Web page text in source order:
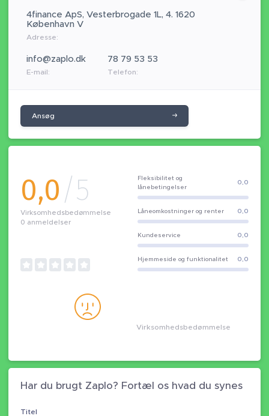
4finance ApS, Vesterbrogade 1L, 4. 1620
København V
Adresse:
info@zaplo.dk
E-mail:
78 79 53 53
Telefon:
Ansøg
0,0/5
Virksomhedsbedømmelse
0 anmeldelser
Fleksibilitet og
lånebetingelser
0,0
Låneomkostninger og renter 0,0
Kundeservice 0,0
Hjemmeside og funktionalitet 0,0
Virksomhedsbedømmelse
Har du brugt Zaplo? Fortæl os hvad du synes
Titel